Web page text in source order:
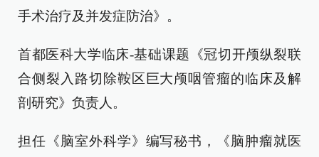
手术治疗及并发症防治》。
首都医科大学临床-基础课题《冠切开颅纵裂联
合侧裂入路切除鞍区巨大颅咽管瘤的临床及解
剖研究》负责人。
担任《脑室外科学》编写秘书，《脑肿瘤就医